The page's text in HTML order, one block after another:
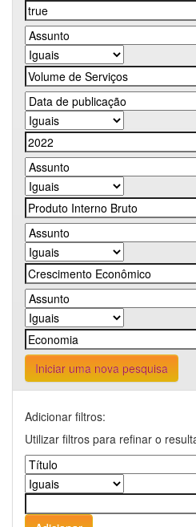
Iniciar uma nova pesquisa
Adicionar filtros:
Utilizar filtros para refinar o